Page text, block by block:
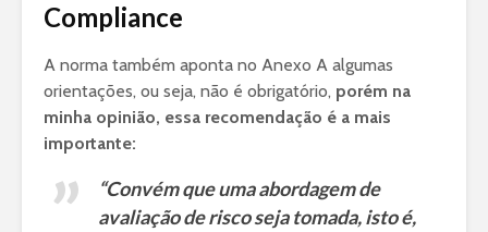
Compliance
A norma também aponta no Anexo A algumas
orientações, ou seja, não é obrigatório, porém na
minha opinião, essa recomendação é a mais
importante:
“Convém que uma abordagem de
avaliação de risco seja tomada, isto é,